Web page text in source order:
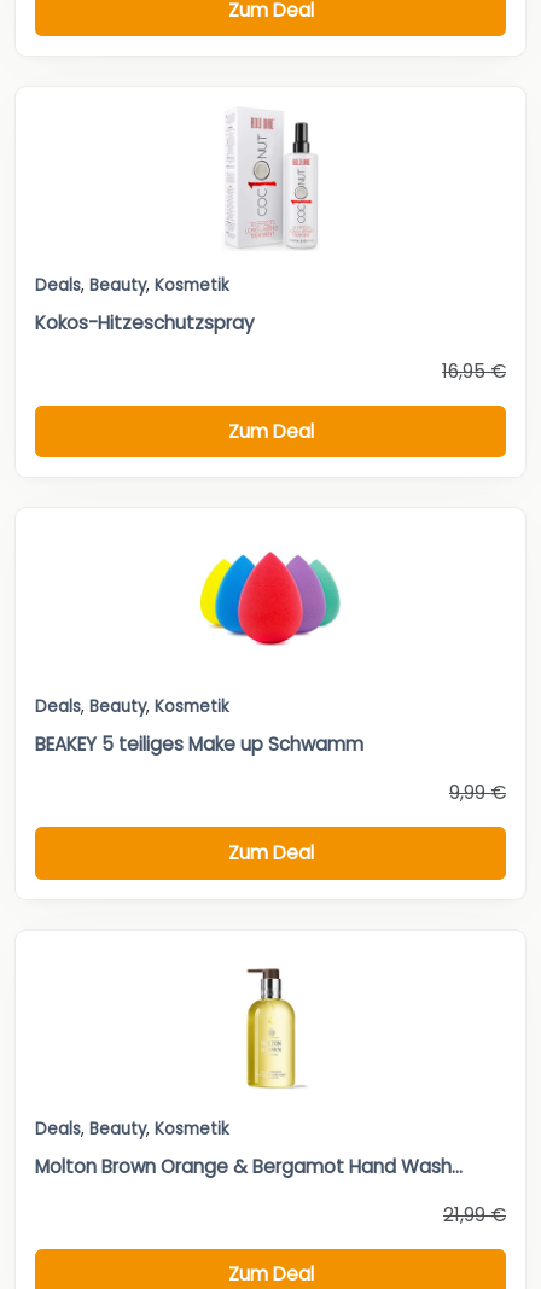
Zum Deal
Deals, Beauty, Kosmetik
Kokos-Hitzeschutzspray
16,95 €
Zum Deal
Deals, Beauty, Kosmetik
BEAKEY 5 teiliges Make up Schwamm
9,99 €
Zum Deal
Deals, Beauty, Kosmetik
Molton Brown Orange & Bergamot Hand Wash...
21,99 €
Zum Deal